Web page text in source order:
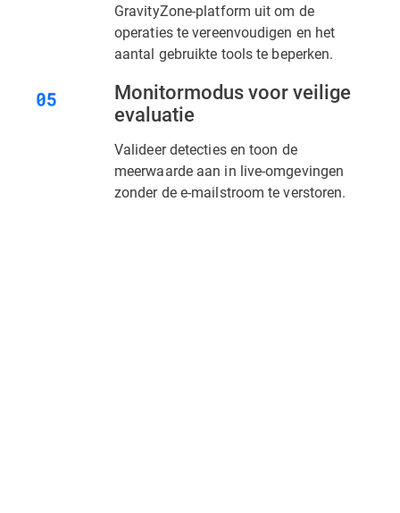
GravityZone-platform uit om de
operaties te vereenvoudigen en het
aantal gebruikte tools te beperken.
Monitormodus voor veilige
evaluatie
Valideer detecties en toon de
meerwaarde aan in live-omgevingen
zonder de e-mailstroom te verstoren.